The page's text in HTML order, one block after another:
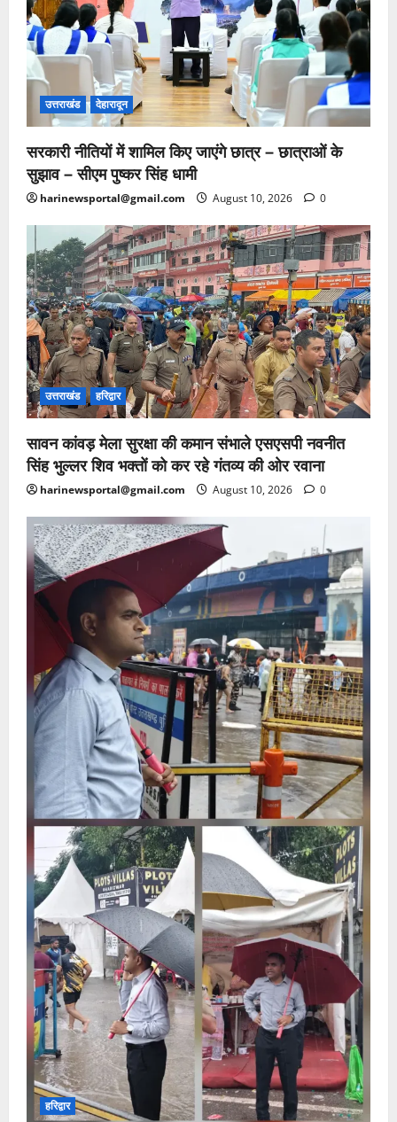
उत्तराखंड देहारादून
सरकारी नीतियों में शामिल किए जाएंगे छात्र – छात्राओं के
सुझाव – सीएम पुष्कर सिंह धामी
harinewsportal@gmail.com August 10, 2026 0
उत्तराखंड हरिद्वार
सावन कांवड़ मेला सुरक्षा की कमान संभाले एसएसपी नवनीत
सिंह भुल्लर शिव भक्तों को कर रहे गंतव्य की ओर रवाना
harinewsportal@gmail.com August 10, 2026 0
हरिद्वार